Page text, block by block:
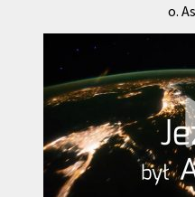
o.